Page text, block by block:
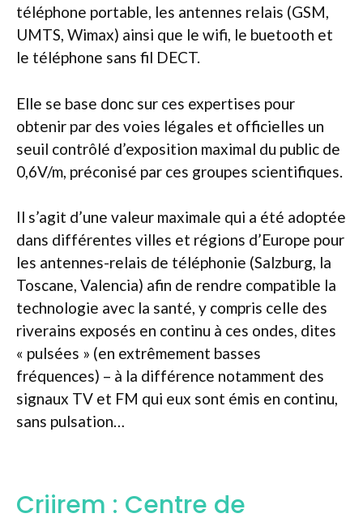
téléphone portable, les antennes relais (GSM,
UMTS, Wimax) ainsi que le wifi, le buetooth et
le téléphone sans fil DECT.
Elle se base donc sur ces expertises pour
obtenir par des voies légales et officielles un
seuil contrôlé d’exposition maximal du public de
0,6V/m, préconisé par ces groupes scientifiques.
Il s’agit d’une valeur maximale qui a été adoptée
dans différentes villes et régions d’Europe pour
les antennes-relais de téléphonie (Salzburg, la
Toscane, Valencia) afin de rendre compatible la
technologie avec la santé, y compris celle des
riverains exposés en continu à ces ondes, dites
« pulsées » (en extrêmement basses
fréquences) – à la différence notamment des
signaux TV et FM qui eux sont émis en continu,
sans pulsation…
Criirem : Centre de